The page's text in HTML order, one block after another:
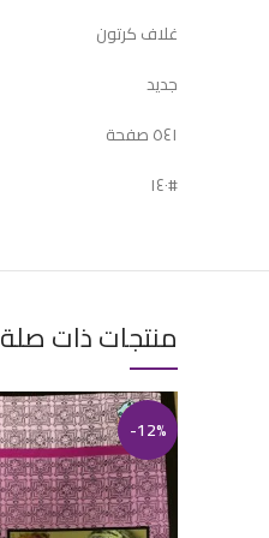
غلاف كرتون
جديد
٥٤١ صفحة
#١٤٠
منتجات ذات صلة
-12%